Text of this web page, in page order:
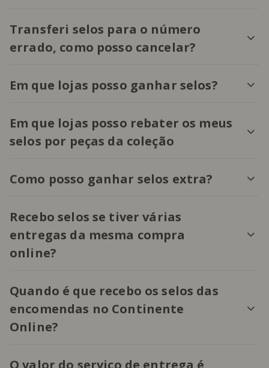
Transferi selos para o número
errado, como posso cancelar?
Em que lojas posso ganhar selos?
Em que lojas posso rebater os meus
selos por peças da coleção
Como posso ganhar selos extra?
Recebo selos se tiver várias
entregas da mesma compra
online?
Quando é que recebo os selos das
encomendas no Continente
Online?
O valor do serviço de entrega é